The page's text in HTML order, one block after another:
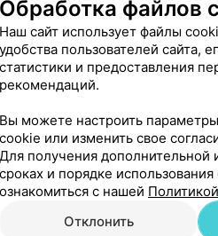
Обработка файлов
Наш сайт использует файлы
удобства пользователей сайта,
статистики и предоставления
рекомендаций.
Вы можете настроить
cookie или изменить свое
Для получения дополнительной
сроках и порядке
ознакомиться с нашей
Отклонить